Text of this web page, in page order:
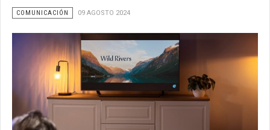
COMUNICACIÓN 09 AGOSTO 2024